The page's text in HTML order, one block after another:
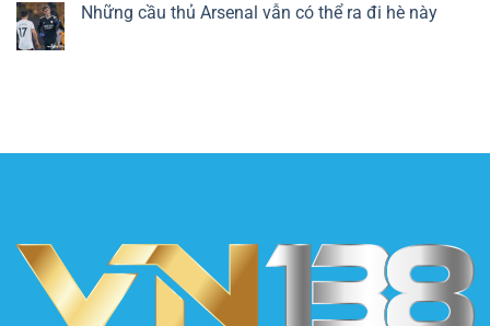
Những cầu thủ Arsenal vẫn có thể ra đi hè này